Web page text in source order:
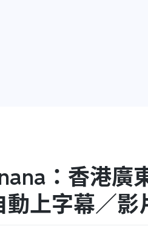
：香港
上字幕／影